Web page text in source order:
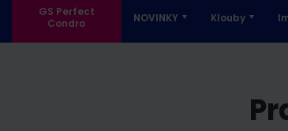
GS Perfect
Condro
NOVINKY Klouby